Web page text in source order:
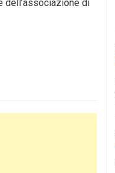
dell’associazione di